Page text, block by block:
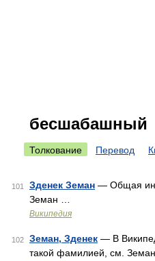
бесшабашный
Толкование Перевод
101 Зденек Земан — Общая
Земан …
Википедия
102 Земан, Зденек — В
такой фамилией, см.